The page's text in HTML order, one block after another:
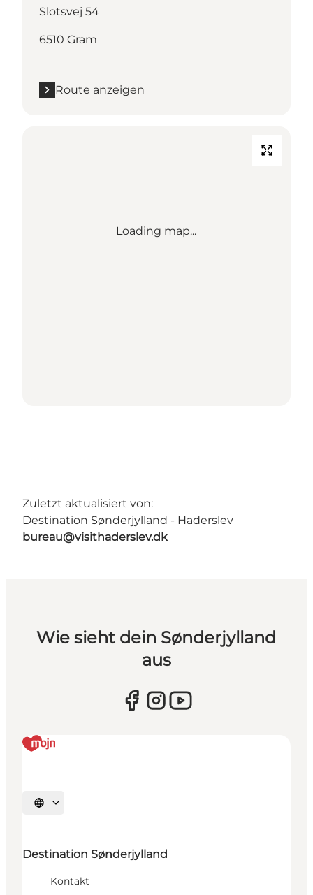
Slotsvej 54
6510 Gram
Route anzeigen
Loading map...
Zuletzt aktualisiert von:
Destination Sønderjylland - Haderslev
bureau@visithaderslev.dk
Wie sieht dein Sønderjylland
aus
Sprache auswählen
Destination Sønderjylland
Kontakt